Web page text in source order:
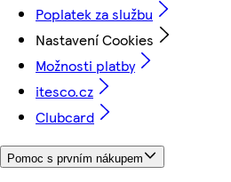
Poplatek za službu
Nastavení Cookies
Možnosti platby
itesco.cz
Clubcard
Pomoc s prvním nákupem